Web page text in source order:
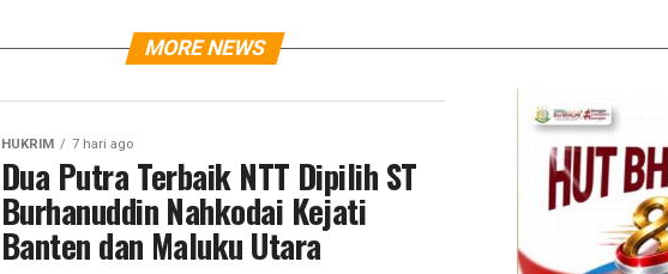
MORE NEWS
HUKRIM 7 hari ago
Dua Putra Terbaik NTT Dipilih ST
Burhanuddin Nahkodai Kejati
Banten dan Maluku Utara